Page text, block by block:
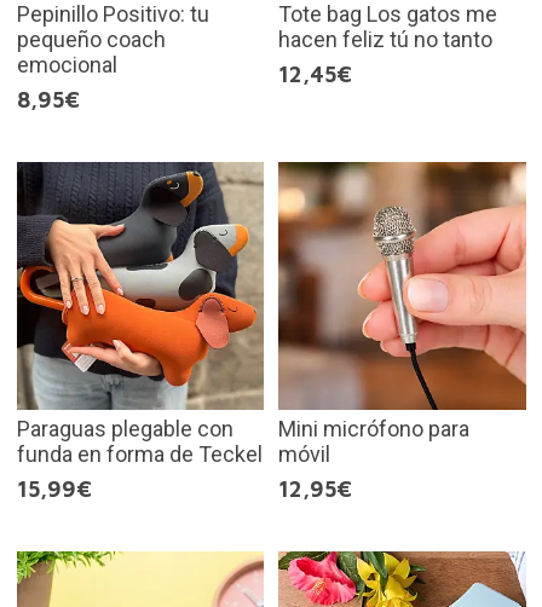
Pepinillo Positivo: tu
pequeño coach
emocional
8,95€
Tote bag Los gatos me
hacen feliz tú no tanto
12,45€
Paraguas plegable con
funda en forma de Teckel
15,99€
Mini micrófono para
móvil
12,95€